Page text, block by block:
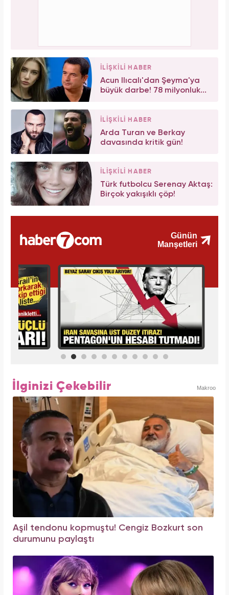
İLİŞKİLİ HABER
Acun Ilıcalı'dan Şeyma'ya
büyük darbe! 78 milyonluk...
İLİŞKİLİ HABER
Arda Turan ve Berkay
davasında kritik gün!
İLİŞKİLİ HABER
Türk futbolcu Serenay Aktaş:
Birçok yakışıklı çöp!
İlginizi Çekebilir Makroo
Aşil tendonu kopmuştu! Cengiz Bozkurt son
durumunu paylaştı